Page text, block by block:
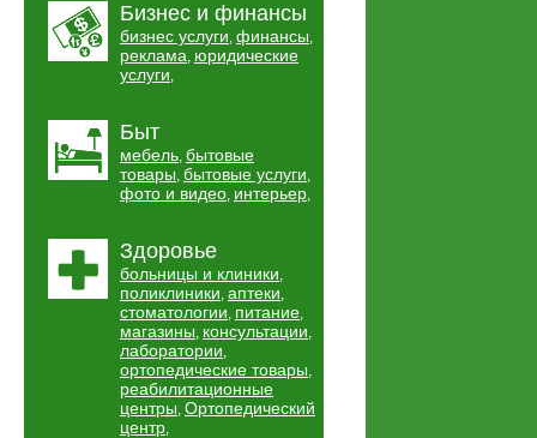
Бизнес и финансы
бизнес услуги, финансы,
реклама, юридические
услуги,
Быт
мебель, бытовые
товары, бытовые услуги,
фото и видео, интерьер,
Здоровье
больницы и клиники,
поликлиники, аптеки,
стоматологии, питание,
магазины, консультации,
лаборатории,
ортопедические товары,
реабилитационные
центры, Ортопедический
центр,